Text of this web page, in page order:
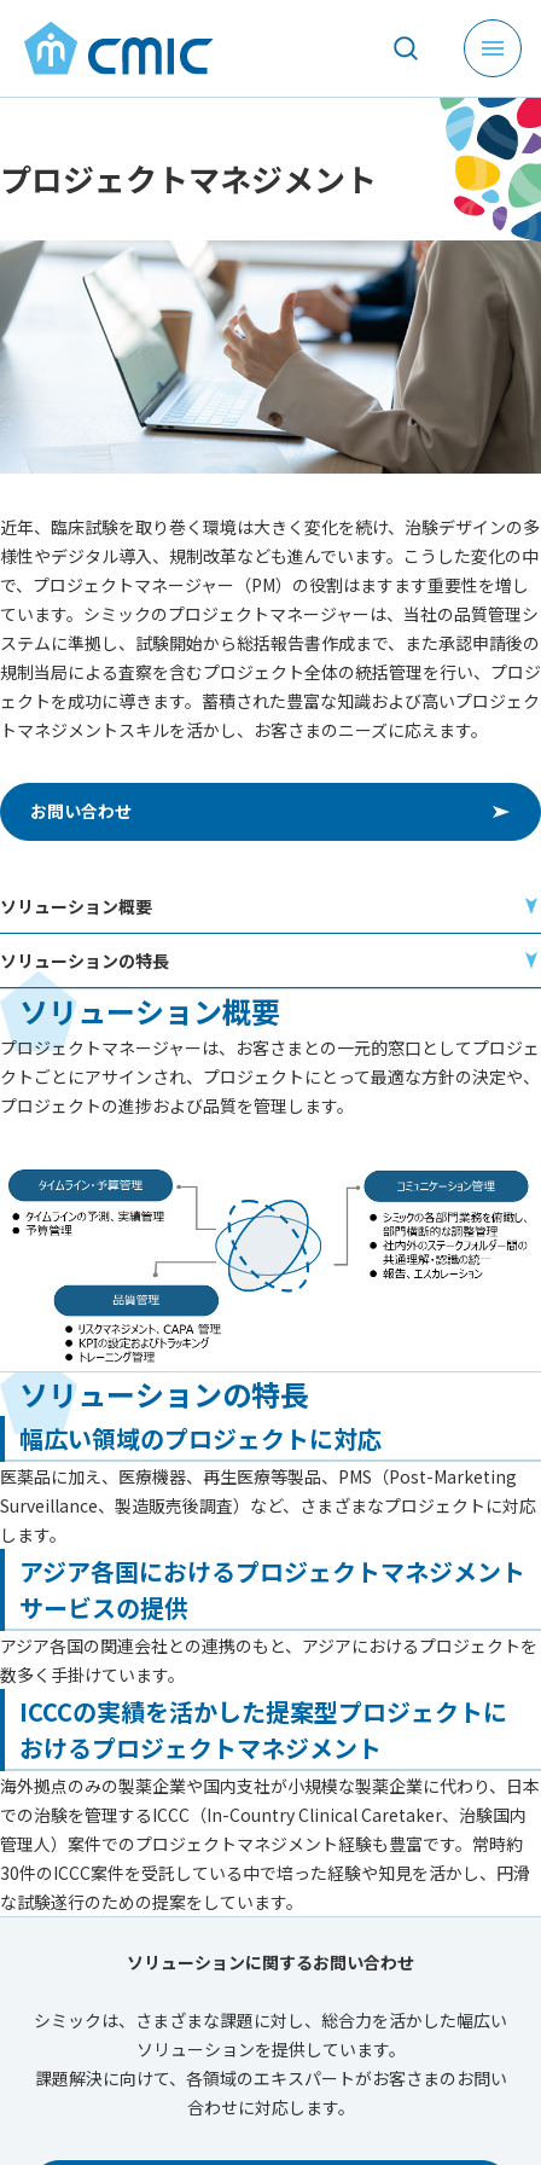
メ
ニ
ュ
ー
を
開
く
プロジェクトマネジメント
近年、臨床試験を取り巻く環境は大きく変化を続け、治験デザインの多
様性やデジタル導入、規制改革なども進んでいます。こうした変化の中
で、プロジェクトマネージャー（PM）の役割はますます重要性を増し
ています。シミックのプロジェクトマネージャーは、当社の品質管理シ
ステムに準拠し、試験開始から総括報告書作成まで、また承認申請後の
規制当局による査察を含むプロジェクト全体の統括管理を行い、プロジ
ェクトを成功に導きます。蓄積された豊富な知識および高いプロジェク
トマネジメントスキルを活かし、お客さまのニーズに応えます。
お問い合わせ
ソリューション概要
ソリューションの特長
ソリューション概要
プロジェクトマネージャーは、お客さまとの一元的窓口としてプロジェ
クトごとにアサインされ、プロジェクトにとって最適な方針の決定や、
プロジェクトの進捗および品質を管理します。
ソリューションの特長
幅広い領域のプロジェクトに対応
医薬品に加え、医療機器、再生医療等製品、PMS（Post-Marketing
Surveillance、製造販売後調査）など、さまざまなプロジェクトに対応
します。
アジア各国におけるプロジェクトマネジメント
サービスの提供
アジア各国の関連会社との連携のもと、アジアにおけるプロジェクトを
数多く手掛けています。
ICCCの実績を活かした提案型プロジェクトに
おけるプロジェクトマネジメント
海外拠点のみの製薬企業や国内支社が小規模な製薬企業に代わり、日本
での治験を管理するICCC（In-Country Clinical Caretaker、治験国内
管理人）案件でのプロジェクトマネジメント経験も豊富です。常時約
30件のICCC案件を受託している中で培った経験や知見を活かし、円滑
な試験遂行のための提案をしています。
ソリューションに関するお問い合わせ
シミックは、さまざまな課題に対し、総合力を活かした幅広い
ソリューションを提供しています。
課題解決に向けて、各領域のエキスパートがお客さまのお問い
合わせに対応します。